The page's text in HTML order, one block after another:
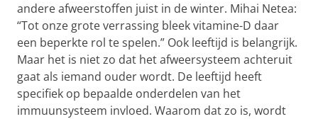
andere afweerstoffen juist in de winter. Mihai Netea:
“Tot onze grote verrassing bleek vitamine-D daar
een beperkte rol te spelen.” Ook leeftijd is belangrijk.
Maar het is niet zo dat het afweersysteem achteruit
gaat als iemand ouder wordt. De leeftijd heeft
specifiek op bepaalde onderdelen van het
immuunsysteem invloed. Waarom dat zo is, wordt